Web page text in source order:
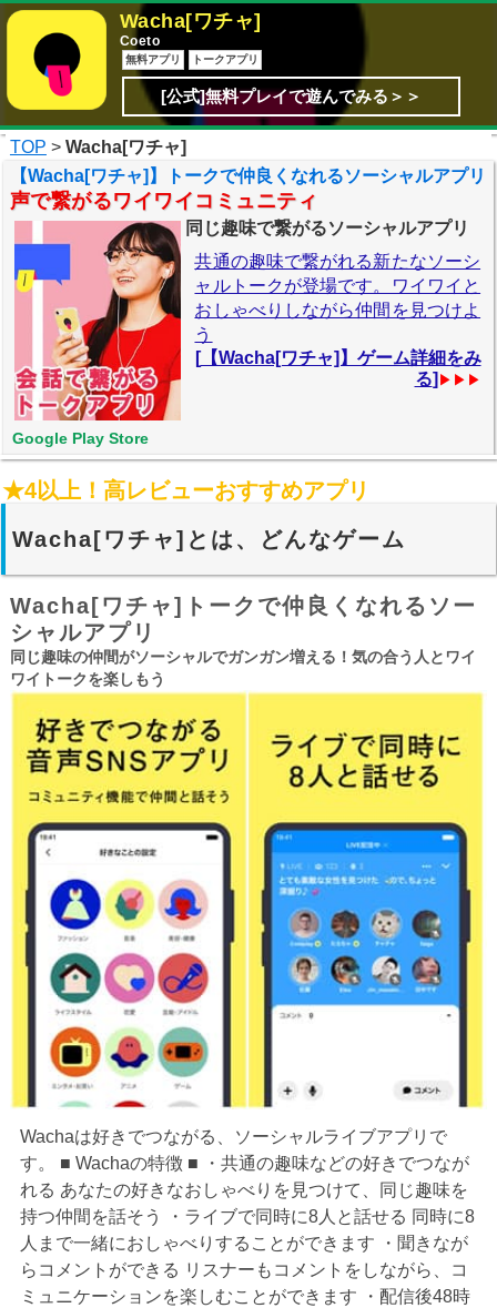
Wacha[ワチャ]
Coeto
無料アプリ トークアプリ
[公式]無料プレイで遊んでみる＞＞
TOP > Wacha[ワチャ]
【Wacha[ワチャ]】トークで仲良くなれるソーシャルアプリ
声で繋がるワイワイコミュニティ
同じ趣味で繋がるソーシャルアプリ
共通の趣味で繋がれる新たなソーシ
ャルトークが登場です。ワイワイと
おしゃべりしながら仲間を見つけよ
う
[【Wacha[ワチャ]】ゲーム詳細をみ
る] ▶▶▶
Google Play Store
★4以上！高レビューおすすめアプリ
Wacha[ワチャ]とは、どんなゲーム
Wacha[ワチャ]トークで仲良くなれるソー
シャルアプリ
同じ趣味の仲間がソーシャルでガンガン増える！気の合う人とワイ
ワイトークを楽しもう
Wachaは好きでつながる、ソーシャルライブアプリで
す。 ■ Wachaの特徴 ■ ・共通の趣味などの好きでつなが
れる あなたの好きなおしゃべりを見つけて、同じ趣味を
持つ仲間を話そう ・ライブで同時に8人と話せる 同時に8
人まで一緒におしゃべりすることができます ・聞きなが
らコメントができる リスナーもコメントをしながら、コ
ミュニケーションを楽しむことができます ・配信後48時